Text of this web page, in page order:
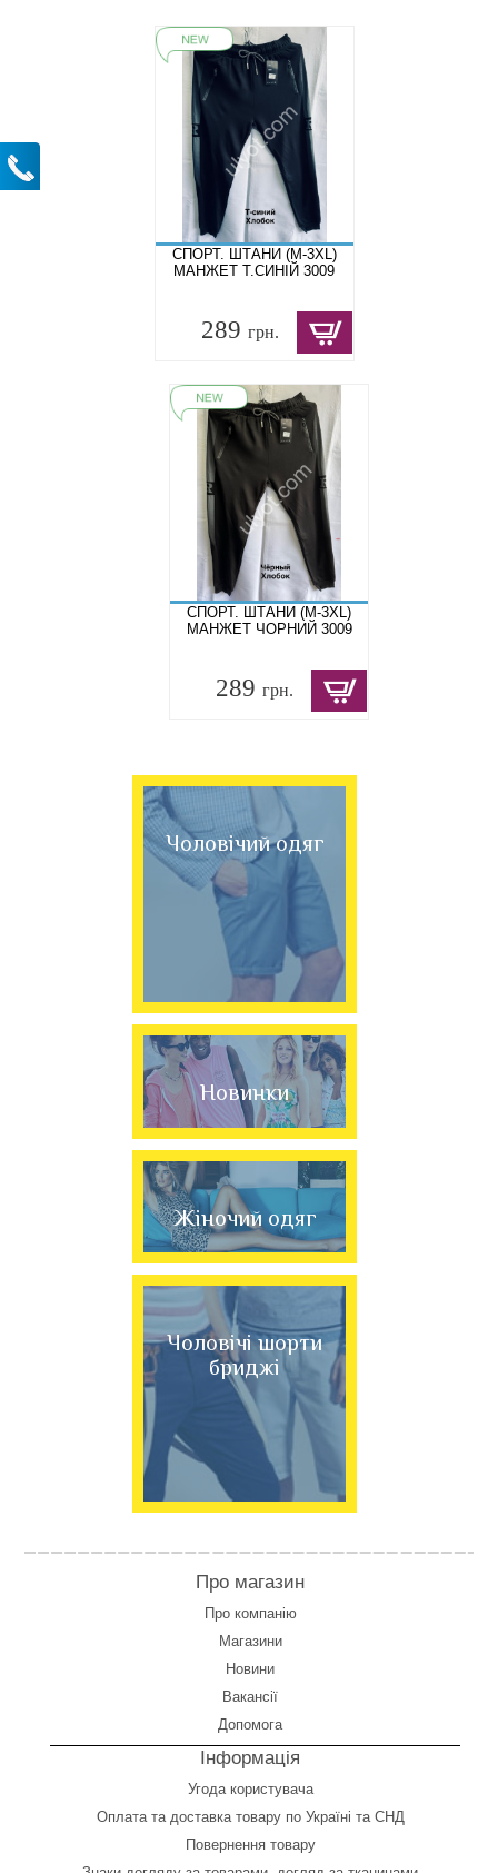
СПОРТ. ШТАНИ (M-3XL)
МАНЖЕТ Т.СИНІЙ 3009
289 грн.
СПОРТ. ШТАНИ (M-3XL)
МАНЖЕТ ЧОРНИЙ 3009
289 грн.
Чоловічий одяг
Новинки
Жіночий одяг
Чоловічі шорти
бриджі
Про магазин
Про компанію
Магазини
Новини
Вакансії
Допомога
Інформація
Угода користувача
Оплата та доставка товару по Україні та СНД
Повернення товару